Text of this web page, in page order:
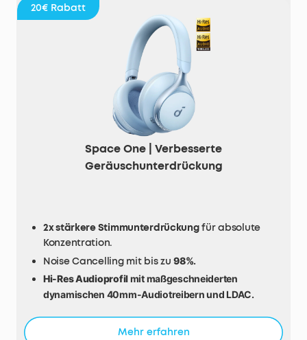
20€ Rabatt
Space One | Verbesserte
Geräuschunterdrückung
2x stärkere Stimmunterdrückungfür absolute
Konzentration.
Noise Cancelling mit bis zu98%.
Hi-Res Audioprofilmit maßgeschneiderten
dynamischen 40mm-Audiotreibern und LDAC.
Stunden ohne ANC.Mehr erfahren